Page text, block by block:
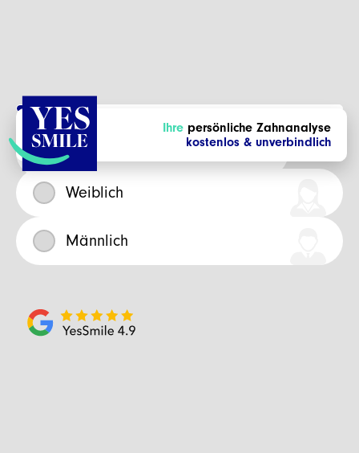
Ihre persönliche Zahnanalyse
kostenlos & unverbindlich
Bitte wählen Sie Ihr Geschlecht
Weiblich
Männlich